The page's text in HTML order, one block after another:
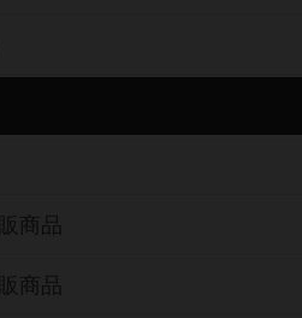
商品
商品